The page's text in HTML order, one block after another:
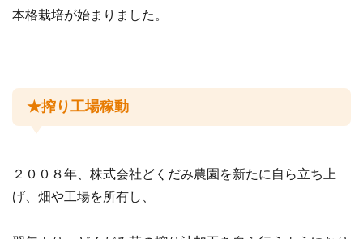
本格栽培が始まりました。
★搾り工場稼動
２００８年、株式会社どくだみ農園を新たに自ら立ち上
げ、畑や工場を所有し、